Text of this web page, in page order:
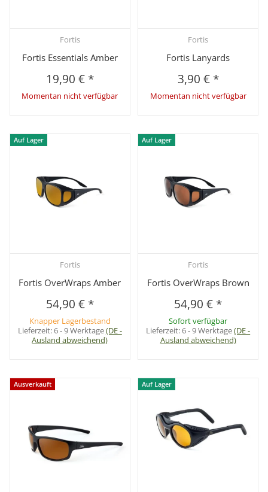
Fortis
Fortis Essentials Amber
19,90 € *
Momentan nicht verfügbar
Fortis
Fortis Lanyards
3,90 € *
Momentan nicht verfügbar
Auf Lager
Fortis
Fortis OverWraps Amber
54,90 € *
Knapper Lagerbestand
Lieferzeit:6 - 9 Werktage(DE -
Ausland abweichend)
Auf Lager
Fortis
Fortis OverWraps Brown
54,90 € *
Sofort verfügbar
Lieferzeit:6 - 9 Werktage(DE -
Ausland abweichend)
Ausverkauft Auf Lager